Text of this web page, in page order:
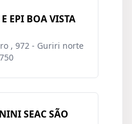
EPI BOA VISTA
, 972 - Guriri norte
SEAC SÃO